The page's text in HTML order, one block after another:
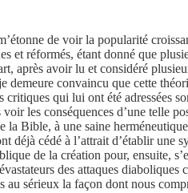
de voir la popularité
et réformés, étant donné que
après avoir lu et considéré
demeure convaincu que cette
critiques qui lui ont été adressées
voir les conséquences d’une telle
la Bible, à une saine
déjà cédé à l’attrait d’établir une
de la création pour, ensuite,
des attaques
au sérieux la façon dont nous